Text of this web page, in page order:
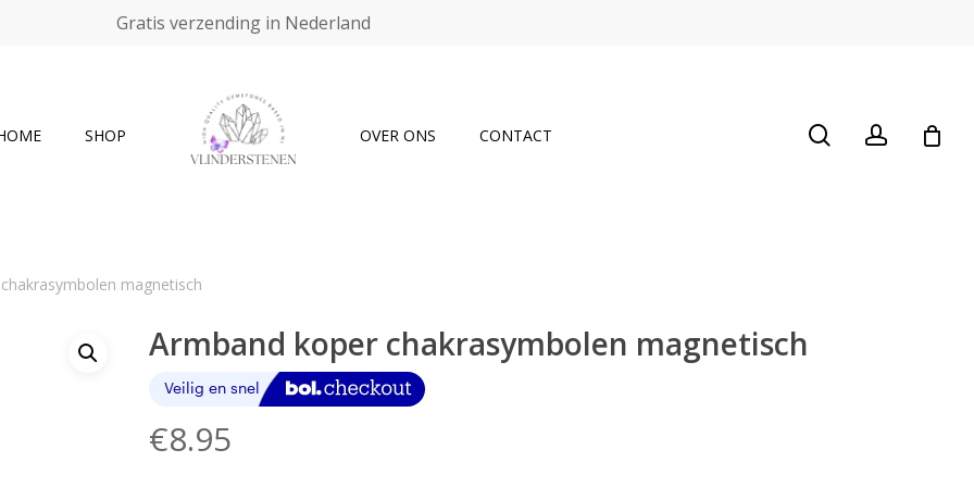
Gratis verzending in Nederland
SHOP OVER ONS CONTACT searchaccount
magnetisch
Armband koper chakrasymbolen magnetisch
€8.95